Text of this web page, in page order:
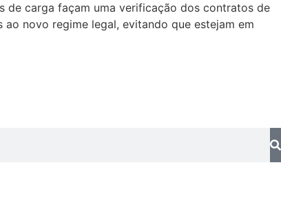
de carga façam uma verificação dos contratos de
novo regime legal, evitando que estejam em